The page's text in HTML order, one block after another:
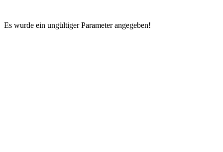
Es wurde ein ungültiger Parameter angegeben!